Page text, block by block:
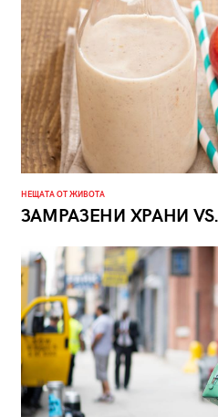
НЕЩАТА ОТ ЖИВОТА
ЗАМРАЗЕНИ ХРАНИ